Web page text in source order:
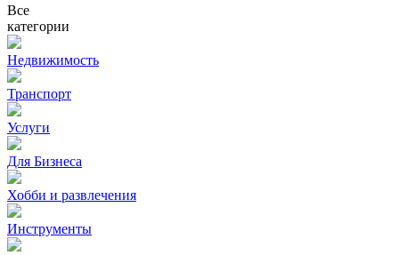
Все
категории
Недвижимость
Транспорт
Услуги
Для Бизнеса
Хобби и развлечения
Инструменты